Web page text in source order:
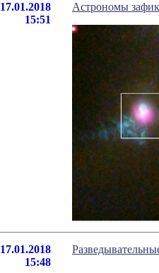
17.01.2018
15:51
Астрономы
17.01.2018
15:48